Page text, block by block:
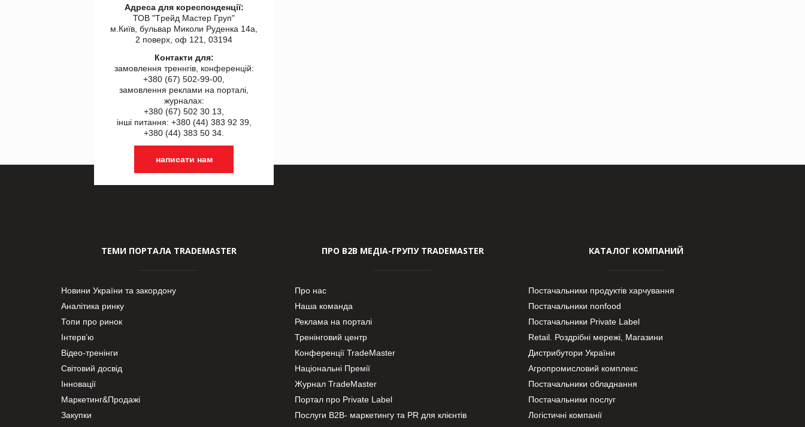
Адреса для кореспонденції:
ТОВ "Tрейд Мастер Груп"
м.Київ, бульвар Миколи Руденка 14а,
2 поверх, оф 121, 03194
Контакти для:
замовлення треннгів, конференцій:
+380 (67) 502-99-00,
замовлення реклами на порталі,
журналах:
+380 (67) 502 30 13,
інші питання: +380 (44) 383 92 39,
+380 (44) 383 50 34.
написати нам
ТЕМИ ПОРТАЛА TRADEMASTER
Новини України та закордону
Аналітика ринку
Топи про ринок
Інтерв’ю
Відео-тренінги
Світовий досвід
Інновації
Маркетинг&Продажі
Закупки
ПРО В2В МЕДІА-ГРУПУ TRADEMASTER
Про нас
Наша команда
Реклама на порталі
Тренінговий центр
Конференції TradeMaster
Національні Премії
Журнал TradeMaster
Портал про Private Label
Послуги В2В- маркетингу та PR для клієнтів
КАТАЛОГ КОМПАНИЙ
Постачальники продуктів харчування
Постачальники nonfood
Постачальники Private Label
Retail. Роздрібні мережі, Магазини
Дистрибутори України
Агропромисловий комплекс
Постачальники обладнання
Постачальники послуг
Логістичні компанії